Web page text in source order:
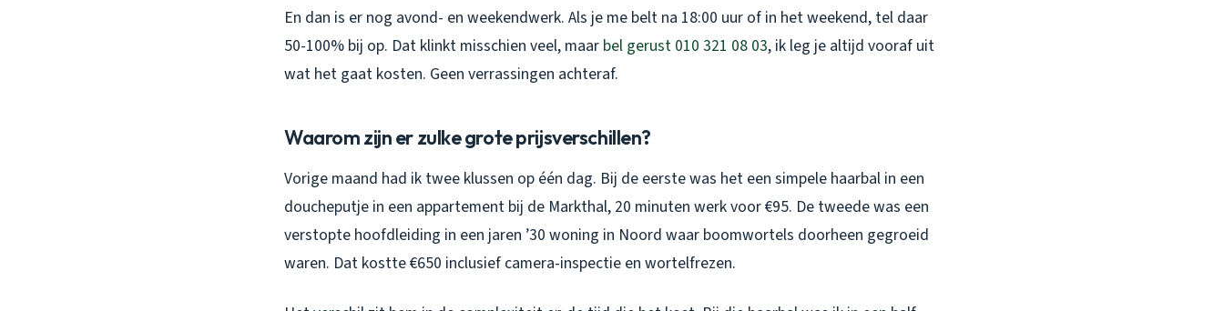
En dan is er nog avond- en weekendwerk. Als je me belt na 18:00 uur of in het weekend, tel daar
50-100% bij op. Dat klinkt misschien veel, maar bel gerust 010 321 08 03, ik leg je altijd vooraf uit
wat het gaat kosten. Geen verrassingen achteraf.
Waarom zijn er zulke grote prijsverschillen?
Vorige maand had ik twee klussen op één dag. Bij de eerste was het een simpele haarbal in een
doucheputje in een appartement bij de Markthal, 20 minuten werk voor €95. De tweede was een
verstopte hoofdleiding in een jaren ’30 woning in Noord waar boomwortels doorheen gegroeid
waren. Dat kostte €650 inclusief camera-inspectie en wortelfrezen.